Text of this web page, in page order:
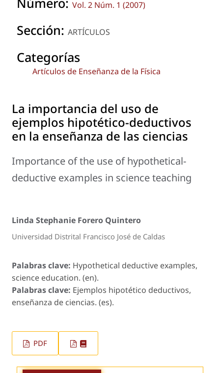
Vol. 2 Núm. 1 (2007)
Sección: ARTÍCULOS
Categorías
Artículos de Enseñanza de la Física
La importancia del uso de
ejemplos hipotético-deductivos
en la enseñanza de las ciencias
Importance of the use of hypothetical-
deductive examples in science teaching
Linda Stephanie Forero Quintero
Universidad Distrital Francisco José de Caldas
Palabras clave: Hypothetical deductive examples,
science education. (en).
Palabras clave: Ejemplos hipotético deductivos,
enseñanza de ciencias. (es).
PDF